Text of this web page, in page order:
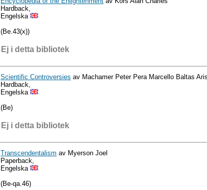
Hardback,
Engelska
(Be.43(x))
Ej i detta bibliotek
Scientific Controversies av Machamer Peter Pera Marcello Baltas
Hardback,
Engelska
(Be)
Ej i detta bibliotek
Transcendentalism av Myerson Joel
Paperback,
Engelska
(Be-qa.46)